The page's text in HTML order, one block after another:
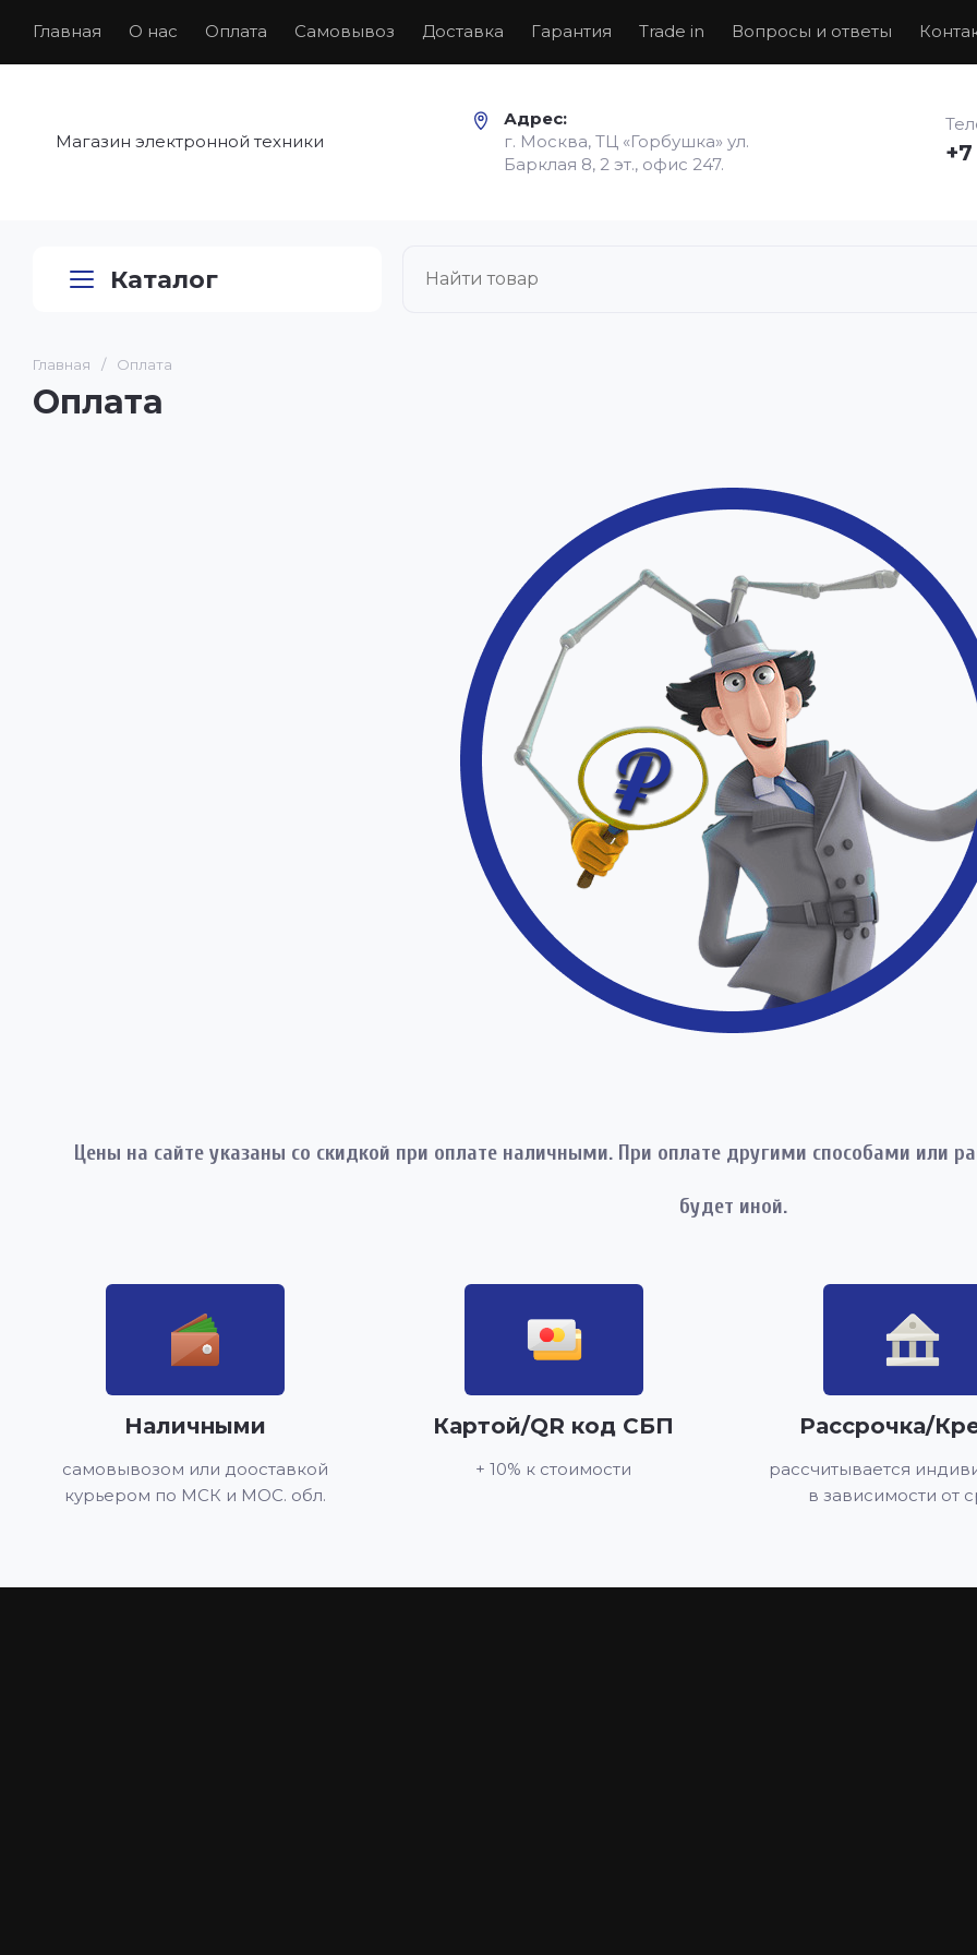
Главная О нас Оплата Самовывоз Доставка Гарантия Trade in Вопросы и ответы
Магазин электронной техники
Адрес:
г. Москва, ТЦ «Горбушка» ул.
Барклая 8, 2 эт., офис 247.
Каталог
Главная / Оплата
Оплата
Цены на сайте указаны со скидкой при оплате наличными. При оплате другими способами или
будет иной.
Наличными
самовывозом или дооставкой
курьером по МСК и МОС. обл.
Картой/QR код СБП
+ 10% к стоимости
Рассрочка/
рассчитывается
в зависимости от